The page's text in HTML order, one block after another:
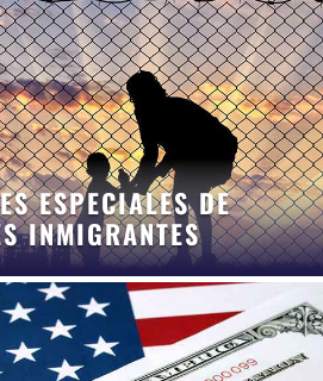
ESPECIALES DE
INMIGRANTES